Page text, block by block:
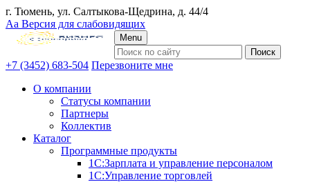
г. Тюмень, ул. Салтыкова-Щедрина, д. 44/4
Аа Версия для слабовидящих
Menu
+7 (3452) 683-504 Перезвоните мне
О компании
Статусы компании
Партнеры
Коллектив
Каталог
Программные продукты
1С:Зарплата и управление персоналом
1С:Управление торговлей